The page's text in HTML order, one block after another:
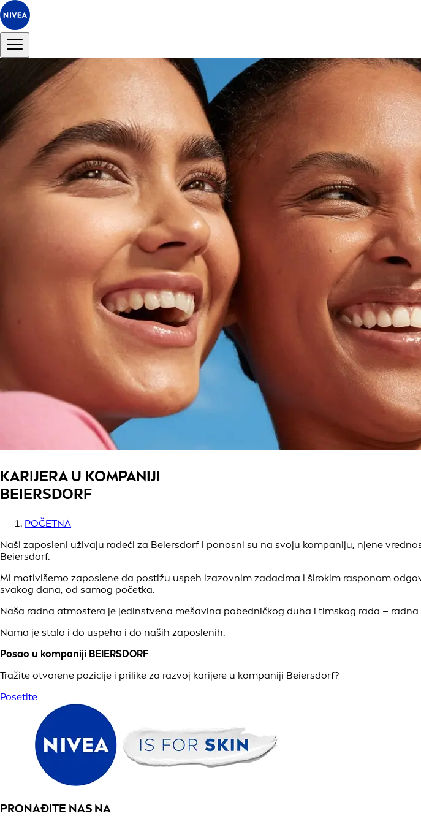
KARIJERA U KOMPANIJI
BEIERSDORF
POČETNA
Naši zaposleni uživaju radeći za Beiersdorf i ponosni su na svoju kompaniju, njene
Beiersdorf.
Mi motivišemo zaposlene da postižu uspeh izazovnim zadacima i širokim rasponom
svakog dana, od samog početka.
Naša radna atmosfera je jedinstvena mešavina pobedničkog duha i timskog rada –
Nama je stalo i do uspeha i do naših zaposlenih.
Posao u kompaniji BEIERSDORF
Tražite otvorene pozicije i prilike za razvoj karijere u kompaniji Beiersdorf?
Posetite
PRONAĐITE NAS NA